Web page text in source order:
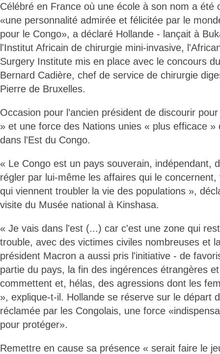
Célébré en France où une école à son nom a été
«une personnalité admirée et félicitée par le
pour le Congo», a déclaré Hollande - lançait à
l'Institut Africain de chirurgie mini-invasive,
Surgery Institute mis en place avec le concours
Bernard Cadière, chef de service de chirurgie
Pierre de Bruxelles.
Occasion pour l’ancien président de discourir
» et une force des Nations unies « plus efficace »
dans l'Est du Congo.
« Le Congo est un pays souverain, indépendant,
régler par lui-même les affaires qui le
qui viennent troubler la vie des populations »,
visite du Musée national à Kinshasa.
« Je vais dans l'est (...) car c'est une zone qui
trouble, avec des victimes civiles nombreuses et
président Macron a aussi pris l'initiative - de
partie du pays, la fin des ingérences étrangères
commettent et, hélas, des agressions dont les
», explique-t-il. Hollande se réserve sur le départ
réclamée par les Congolais, une force
pour protéger».
Remettre en cause sa présence « serait faire le